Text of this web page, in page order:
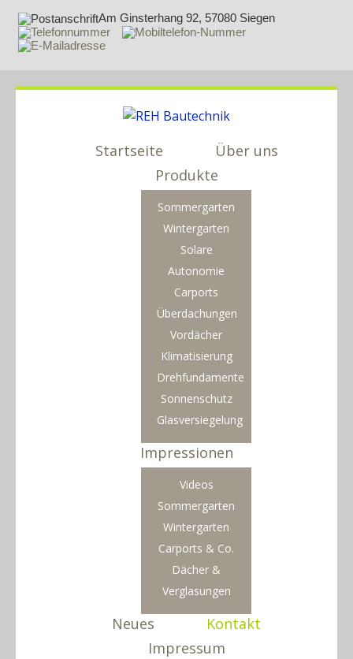
Am Ginsterhang 92, 57080 Siegen
Startseite
Über uns
Produkte
Sommergarten
Wintergarten
Solare
Autonomie
Carports
Überdachungen
Vordächer
Klimatisierung
Drehfundamente
Sonnenschutz
Glasversiegelung
Impressionen
Videos
Sommergarten
Wintergarten
Carports & Co.
Dächer &
Verglasungen
Neues
Kontakt
Impressum